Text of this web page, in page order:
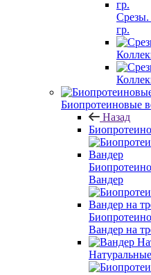
Срезы.
гр.
Биопротеиновые
Назад
Вандер
Вандер на